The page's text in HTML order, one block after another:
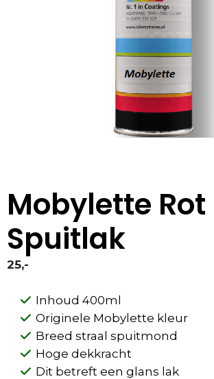
Mobylette Rot
Spuitlak
25,-
Inhoud 400ml
Originele Mobylette kleur
Breed straal spuitmond
Hoge dekkracht
Dit betreft een glans lak